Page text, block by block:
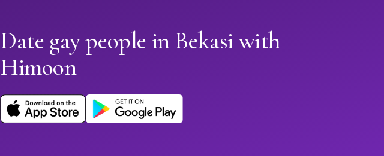
Date gay people in Bekasi with
Himoon